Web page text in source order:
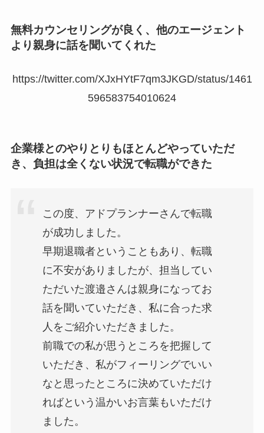
無料カウンセリングが良く、他のエージェント
より親身に話を聞いてくれた
https://twitter.com/XJxHYtF7qm3JKGD/status/1461
596583754010624
企業様とのやりとりもほとんどやっていただ
き、負担は全くない状況で転職ができた
この度、アドプランナーさんで転職
が成功しました。
早期退職者ということもあり、転職
に不安がありましたが、担当してい
ただいた渡邉さんは親身になってお
話を聞いていただき、私に合った求
人をご紹介いただきました。
前職での私が思うところを把握して
いただき、私がフィーリングでいい
なと思ったところに決めていただけ
ればという温かいお言葉もいただけ
ました。